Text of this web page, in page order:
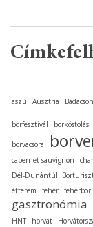
aszú Ausztria
borfesztivál borkóstolás
borvacsora
cabernet sauvignon
Dél-Dunántúli
étterem
fehér fehérbor
gasztronómia
HNT
horvát